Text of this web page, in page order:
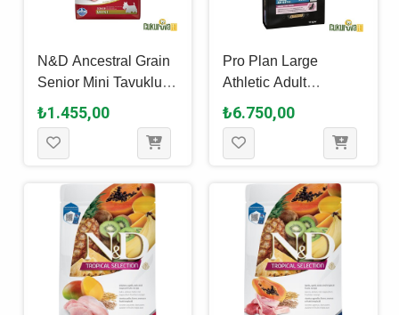
N&D Ancestral Grain
Senior Mini Tavuklu
Ve Narlı Yaşlı Köpek
Maması 2.5 Kg
₺1.455,00
Pro Plan Large
Athletic Adult
Sensitive Skin
Somonlu Ve Pirinçli
Yetişkin Köpek
₺6.750,00